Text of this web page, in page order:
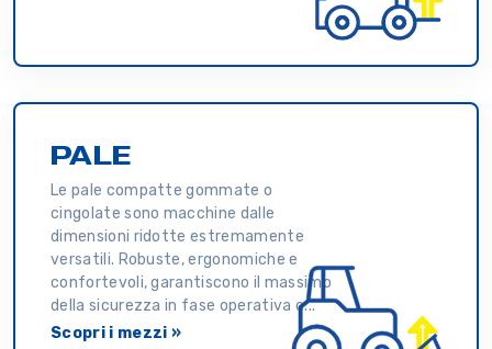
PALE
Le pale compatte gommate o
cingolate sono macchine dalle
dimensioni ridotte estremamente
versatili. Robuste, ergonomiche e
confortevoli, garantiscono il massimo
della sicurezza in fase operativa c...
Scopri i mezzi »